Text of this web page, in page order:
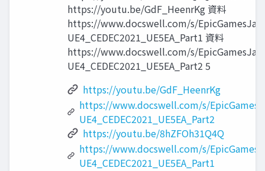
https://youtu.be/GdF_HeenrKg 資料
https://www.docswell.com/s/
UE4_CEDEC2021_UE5EA_Part1 資料
https://www.docswell.com/s/
UE4_CEDEC2021_UE5EA_Part2 5
https://youtu.be/GdF_HeenrKg
https://www.docswell.com/s/
UE4_CEDEC2021_UE5EA_Part2
https://youtu.be/8hZFOh31Q4Q
https://www.docswell.com/s/
UE4_CEDEC2021_UE5EA_Part1